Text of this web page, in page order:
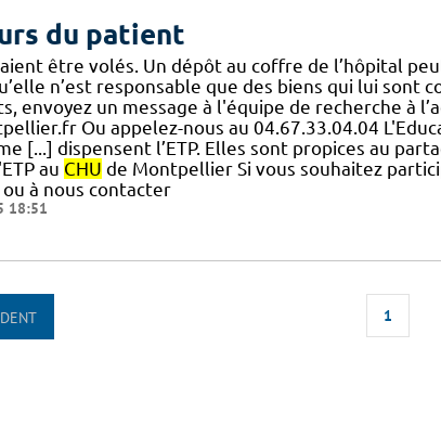
du patient
être volés. Un dépôt au coffre de l’hôpital
n’est responsable que des biens qui lui sont
envoyez un message à l'équipe de recherche à
Ou appelez-nous au 04.67.33.04.04
[...] dispensent l’ETP. Elles sont propices au
au CHU de Montpellier Si vous souhaitez
à nous contacter
18:51
1